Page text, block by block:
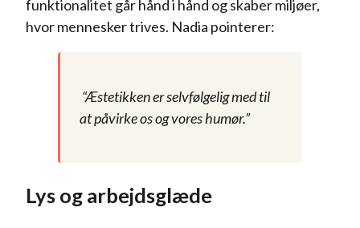
funktionalitet går hånd i hånd og skaber miljøer,
hvor mennesker trives. Nadia pointerer:
“Æstetikken er selvfølgelig med til
at påvirke os og vores humør.”
Lys og arbejdsglæde